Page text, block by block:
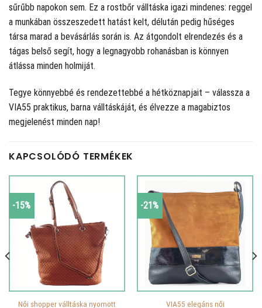
sűrűbb napokon sem. Ez a rostbőr válltáska igazi mindenes: reggel
a munkában összeszedett hatást kelt, délután pedig hűséges
társa marad a bevásárlás során is. Az átgondolt elrendezés és a
tágas belső segít, hogy a legnagyobb rohanásban is könnyen
átlássa minden holmiját.
Tegye könnyebbé és rendezettebbé a hétköznapjait – válassza a
VIA55 praktikus, barna válltáskáját, és élvezze a magabiztos
megjelenést minden nap!
KAPCSOLÓDÓ TERMÉKEK
-15%
Női shopper válltáska nyomott
-21%
VIA55 elegáns női